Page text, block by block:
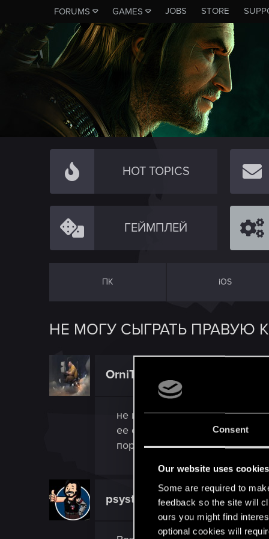
Consent
Our website uses cookies
Some are required to
feedback so the site will
ours you might find
optional cookies will
FORUMS GAMES JOBS STORE
HOT TOPICS
ГЕЙМПЛЕЙ
ПК iOS
НЕ МОГУ СЫГРАТЬ ПРАВУЮ
OrniTheorynque
не играется именно правая
ее описание м невозможно
порой и 30 раз не помогает
psysteel Forum veteran